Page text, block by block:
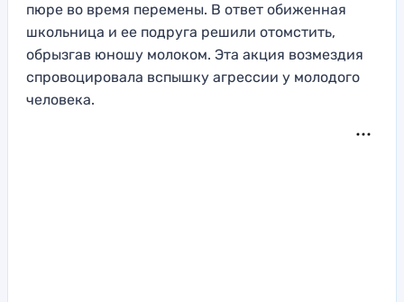
пюре во время перемены. В ответ обиженная
школьница и ее подруга решили отомстить,
обрызгав юношу молоком. Эта акция возмездия
спровоцировала вспышку агрессии у молодого
человека.